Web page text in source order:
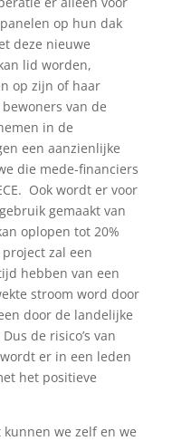
op hun dak
deze nieuwe
lid worden,
op zijn of haar
van de
in de
een aanzienlijke
die mede-financiers
Ook wordt er voor
gemaakt van
oplopen tot 20%
zal een
hebben van een
stroom word door
door de landelijke
de risico’s van
er in een leden
het positieve
kunnen we zelf en we